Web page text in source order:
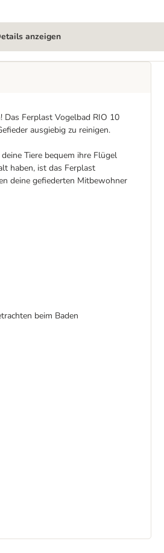
anzeigen
Ferplast Vogelbad RIO 10
ausgiebig zu reinigen.
Tiere bequem ihre Flügel
haben, ist das Ferplast
deine gefiederten Mitbewohner
beim Baden